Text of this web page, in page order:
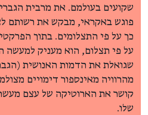
שקועים בעולמם. את מרבית
פוגש באקראי, מבקש את רשותם
כך על פי התצלומים. בתוך
על פי תצלום, הוא מעניק למעשה
שגואלת את הדמות האנושית
מהרוויה מאינספור דימויים
קושר את הארוטיקה של עצם
שלו.